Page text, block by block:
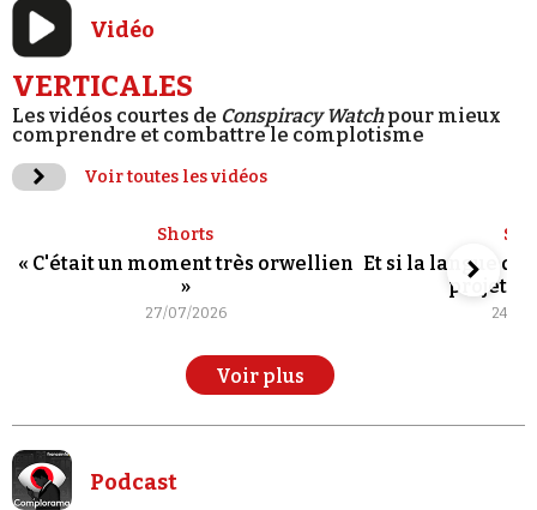
Vidéo
VERTICALES
Les vidéos courtes de Conspiracy Watchpour mieux
comprendre et combattre le complotisme
Voir toutes les vidéos
Shorts
« C'était un moment très orwellien
»
27/07/2026
Et si la langue de
projet
24/
Voir plus
Podcast